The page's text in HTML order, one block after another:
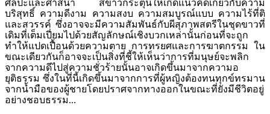
ศิลปะและศาสนา สีขาวกระตุ้นให้เกิดแนวคิดเกี่ยวกับความ
บริสุทธิ์ ความดีงาม ความสงบ ความสมบูรณ์แบบ ความไร้ที่ติ
และสวรรค์ ซึ่งอาจจะมีความสัมพันธ์กับผีสุภาพสตรีในชุดขาวที่
เดิมที่เต็มเปี่ยมไปด้วยสัญลักษณ์เชิงบวกเหล่านั้นก่อนที่จะถูก
ทำให้แปดเปื้อนด้วยความตาย การทรยศและการฆาตกรรม ใน
ขณะเดียวกันก็อาจจะเป็นสิ่งที่ชี้ให้เห็นว่าการที่มนุษย์จะพลิก
จากความดีไปสู่ความชั่วร้ายนั้นอาจเกิดขึ้นมาจากความอ
ยุติธรรม ซึ่งในที่นี้เกิดขึ้นมาจากการที่ผู้หญิงต้องทนทุกข์ทรมาน
จากน้ำมือของผู้ชายโดยปราศจากทางออกในขณะที่ยังมีชีวิตอยู่
อย่างชอบธรรม...